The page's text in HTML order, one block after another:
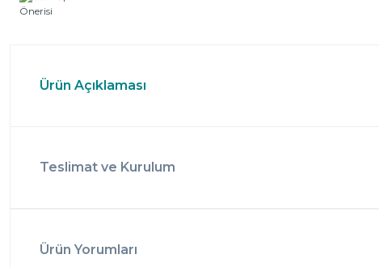
Ürün Açıklaması
Teslimat ve Kurulum
Ürün Yorumları